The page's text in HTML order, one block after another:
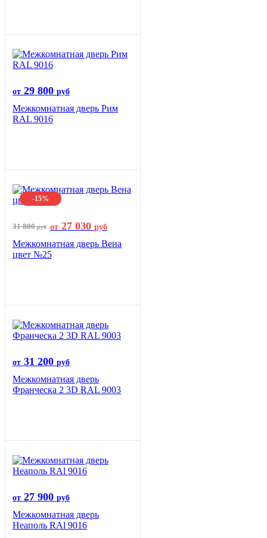
от 29 800 руб
Межкомнатная дверь Рим
RAL 9016
-15%
31 800руб от 27 030 руб
Межкомнатная дверь Вена
цвет №25
от 31 200 руб
Межкомнатная дверь
Франческа 2 3D RAL 9003
от 27 900 руб
Межкомнатная дверь
Неаполь RAl 9016